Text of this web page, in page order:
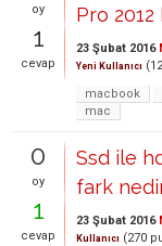
oy
1
cevap
Pro 2012
23 Şubat 2016
Yeni Kullanıcı (
macbook
mac
0
oy
1
cevap
Ssd ile
fark
23 Şubat 2016
Kullanıcı (270